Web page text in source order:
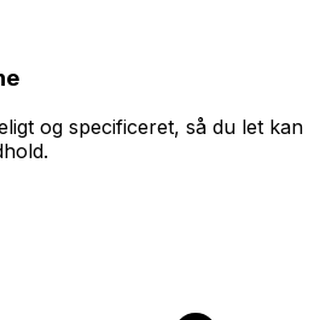
og specificeret, så du let kan